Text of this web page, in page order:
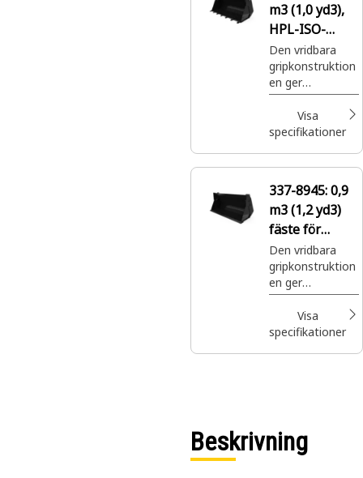
m3 (1,0 yd3),
HPL-ISO-
fäste,
bultmonterad
e tänder
Den vridbara
gripkonstruktion
en ger
överlägsen
prestanda i en
rad olika
Visa
specifikationer
337-8945:0,9
m3 (1,2 yd3)
fäste för
slirstyrda
lastare, BOCE
Den vridbara
gripkonstruktion
en ger
överlägsen
prestanda i en
rad olika
Visa
specifikationer
Beskrivning